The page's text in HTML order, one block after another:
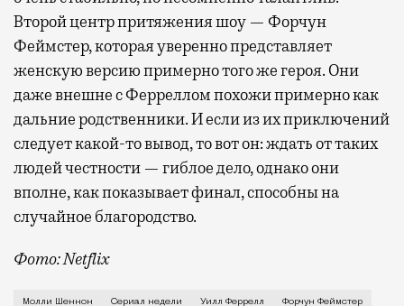
Второй центр притяжения шоу — Форчун
Феймстер, которая уверенно представляет
женскую версию примерно того же героя. Они
даже внешне с Ферреллом похожи примерно как
дальние родственники. И если из их приключений
следует какой-то вывод, то вот он: ждать от таких
людей честности — гиблое дело, однако они
вполне, как показывает финал, способны на
случайное благородство.
Фото: Netflix
Когда-то Лонни Хокинс (Уилл Феррелл) был
Молли Шеннон Сериал недели Уилл Феррелл Форчун Феймстер